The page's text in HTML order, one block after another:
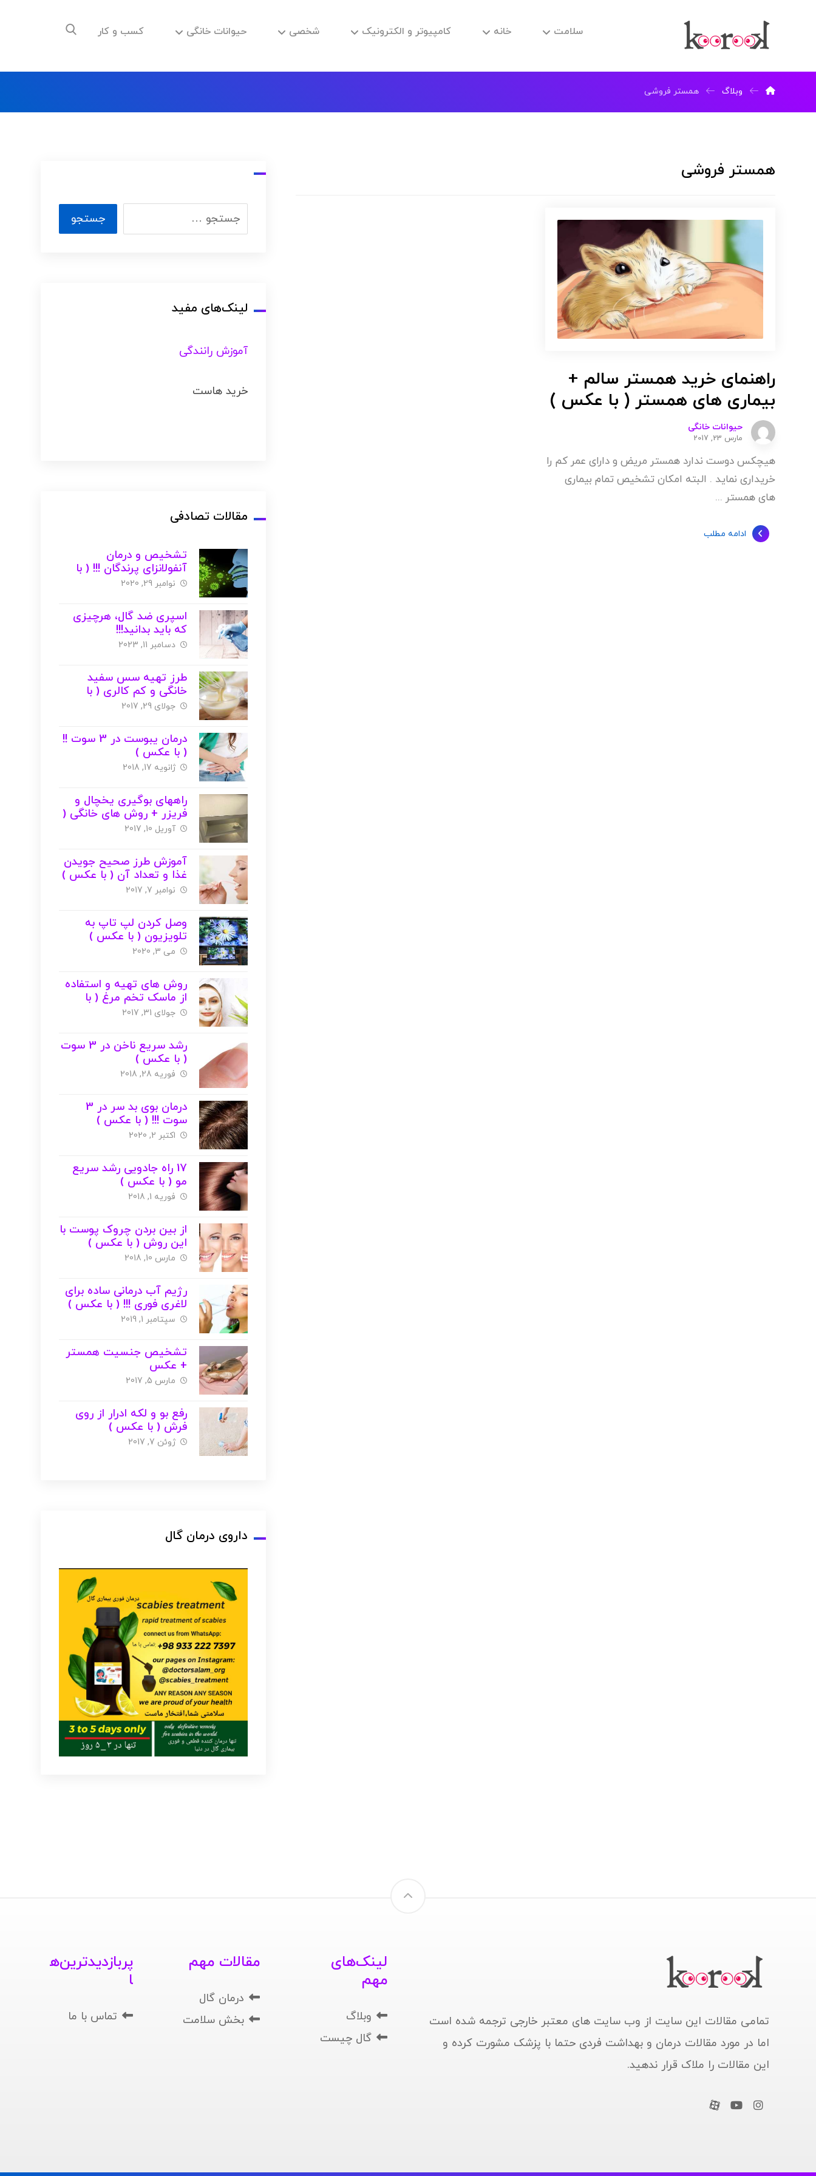
سلامت خانه کامپیوتر و الکترونیک شخصی حیوانات خانگی کسب و کار
وبلاگ همستر فروشی
همستر فروشی
راهنمای خرید همستر سالم +
بیماری های همستر ( با عکس )
حیوانات خانگی
مارس 23, 2017
هیچکس دوست ندارد همستر مریض و دارای عمر کم را
خریداری نماید . البته امکان تشخیص تمام بیماری
های همستر ...
ادامه مطلب
لینک‌های مفید
آموزش رانندگی
خرید هاست
مقالات تصادفی
تشخیص و درمان
آنفولانزای پرندگان !!! ( با
عکس )
نوامبر 29, 2020
اسپری ضد گال، هرچیزی
که باید بدانید!!!
دسامبر 11, 2023
طرز تهیه سس سفید
خانگی و کم کالری ( با
عکس )
جولای 29, 2017
درمان یبوست در 3 سوت !!
( با عکس )
ژانویه 17, 2018
راههای بوگیری یخچال و
فریزر + روش های خانگی (
با عکس )
آوریل 10, 2017
آموزش طرز صحیح جویدن
غذا و تعداد آن ( با عکس )
نوامبر 7, 2017
وصل کردن لپ تاپ به
تلویزیون ( با عکس )
می 3, 2020
روش های تهیه و استفاده
از ماسک تخم مرغ ( با
عکس )
جولای 31, 2017
رشد سریع ناخن در 3 سوت
( با عکس )
فوریه 28, 2018
درمان بوی بد سر در 3
سوت !!! ( با عکس )
اکتبر 2, 2020
17 راه جادویی رشد سریع
مو ( با عکس )
فوریه 1, 2018
از بین بردن چروک پوست با
این روش ( با عکس )
مارس 10, 2018
رژیم آب درمانی ساده برای
لاغری فوری !!! ( با عکس )
سپتامبر 1, 2019
تشخیص جنسیت همستر
+ عکس
مارس 5, 2017
رفع بو و لکه ادرار از روی
فرش ( با عکس )
ژوئن 7, 2017
داروی درمان گال
تمامی مقالات این سایت از وب سایت های معتبر خارجی ترجمه شده است
اما در مورد مقالات درمان و بهداشت فردی حتما با پزشک مشورت کرده و
این مقالات را ملاک قرار ندهید.
لینک‌های
مهم
وبلاگ
گال چیست
مقالات مهم
درمان گال
بخش سلامت
پربازدیدترین‌ه
ا
تماس با ما